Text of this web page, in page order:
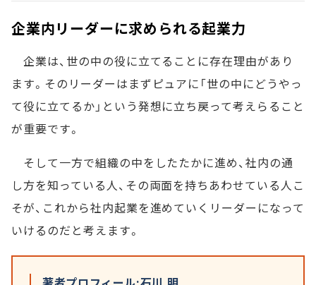
企業内リーダーに求められる起業力
企業は、世の中の役に立てることに存在理由があり
ます。そのリーダーはまずピュアに「世の中にどうやっ
て役に立てるか」という発想に立ち戻って考えらること
が重要です。
そして一方で組織の中をしたたかに進め、社内の通
し方を知っている人、その両面を持ちあわせている人こ
そが、これから社内起業を進めていくリーダーになって
いけるのだと考えます。